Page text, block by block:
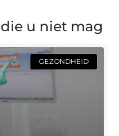
die u niet mag
GEZONDHEID